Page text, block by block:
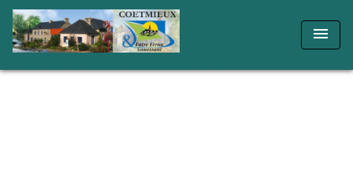
menu